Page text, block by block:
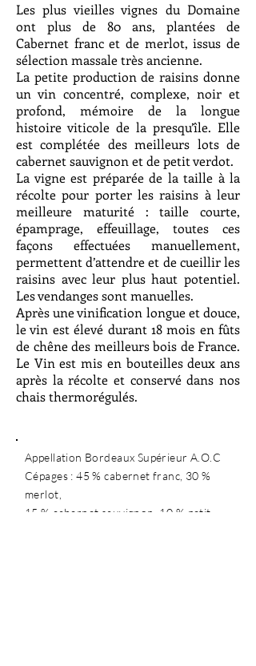
Les plus vieilles vignes du Domaine
ont plus de 80 ans, plantées de
Cabernet franc et de merlot, issus de
sélection massale très ancienne.
La petite production de raisins donne
un vin concentré, complexe, noir et
profond, mémoire de la longue
histoire viticole de la presqu’île. Elle
est complétée des meilleurs lots de
cabernet sauvignon et de petit verdot.
La vigne est préparée de la taille à la
récolte pour porter les raisins à leur
meilleure maturité : taille courte,
épamprage, effeuillage, toutes ces
façons effectuées manuellement,
permettent d’attendre et de cueillir les
raisins avec leur plus haut potentiel.
Les vendanges sont manuelles.
Après une vinification longue et douce,
le vin est élevé durant 18 mois en fûts
de chêne des meilleurs bois de France.
Le Vin est mis en bouteilles deux ans
après la récolte et conservé dans nos
chais thermorégulés.
Appellation Bordeaux Supérieur A.O.C
Cépages : 45 % cabernet franc, 30 %
merlot,
15 % cabernet sauvignon, 10 % petit